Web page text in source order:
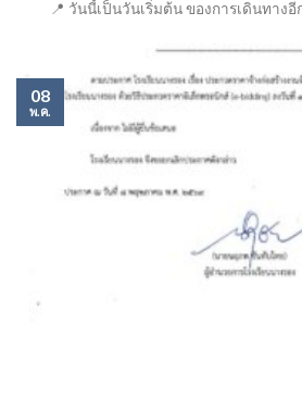
📍 วันนี้เป็นวันเริ่มต้น ของการเดินทางอี
08
พ.ค.